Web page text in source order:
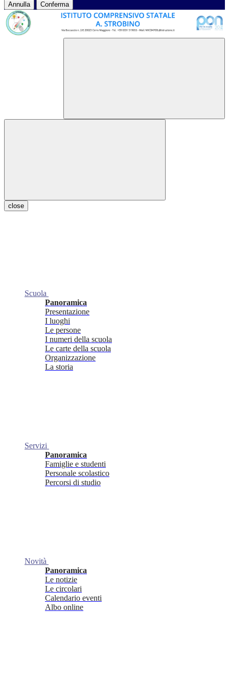
Annulla Conferma
close
Scuola
Panoramica
Presentazione
I luoghi
Le persone
I numeri della scuola
Le carte della scuola
Organizzazione
La storia
Servizi
Panoramica
Famiglie e studenti
Personale scolastico
Percorsi di studio
Novità
Panoramica
Le notizie
Le circolari
Calendario eventi
Albo online